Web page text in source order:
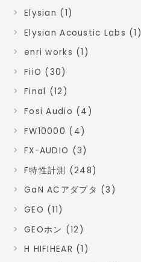
Elysian (1)
Elysian Acoustic Labs (1)
enri works (1)
FiiO (30)
Final (12)
Fosi Audio (4)
FW10000 (4)
FX-AUDIO (3)
F特性計測 (248)
GaN ACアダプタ (3)
GEO (11)
GEOホン (12)
H HIFIHEAR (1)